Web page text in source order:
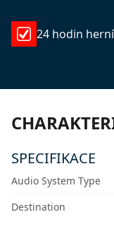
24 hodin
SPECIFIKACE
Audio System Type
Destination